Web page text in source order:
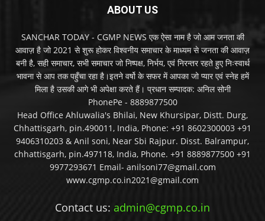
ABOUT US
SANCHAR TODAY - CGMP NEWS एक ऐसा नाम है जो आम जनता की
आवाज़ है जो 2021 से शुरू होकर विश्वनीय समाचार के माध्यम से जनता की आवाज़
बनी है, सही समाचार, सभी समाचार जो निष्पक्ष, निर्भय, एवं निरन्तर रहते हुए निःस्वार्थ
भावना से आप तक पहुँचा रहा है।इतने वर्षो के सफर में आपका जो प्यार एवं स्नेह हमें
मिला है उसकी आगे भी अपेक्षा करते हैं। प्रधान सम्पादक: अनिल सोनी
PhonePe - 8889877500
Head Office Ahluwalia's Bhilai, New Khursipar, Distt. Durg,
Chhattisgarh, pin.490011, India, Phone: +91 8602300003 +91
9406310203 & Anil soni, Near Sbi Rajpur. Disst. Balrampur,
chhattisgarh, pin.497118, India, Phone. +91 8889877500 +91
9977293671 Email- anilsoni77@gmail.com
www.cgmp.co.in2021@gmail.com
Contact us: admin@cgmp.co.in